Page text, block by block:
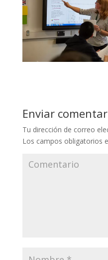
Enviar
Tu dirección de correo
Los campos obligatorios